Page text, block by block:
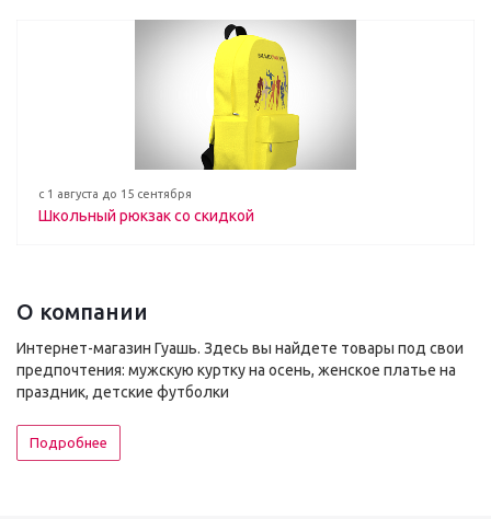
с 1 августа до 15 сентября
Школьный рюкзак со скидкой
О компании
Интернет-магазин Гуашь. Здесь вы найдете товары под свои
предпочтения: мужскую куртку на осень, женское платье на
праздник, детские футболки
Подробнее